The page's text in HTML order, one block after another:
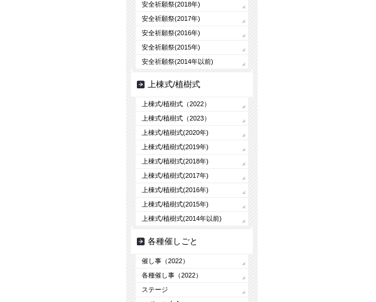
安全祈願祭(2018年)
安全祈願祭(2017年)
安全祈願祭(2016年)
安全祈願祭(2015年)
安全祈願祭(2014年以前)
上棟式/植樹式
上棟式/植樹式（2022）
上棟式/植樹式（2023）
上棟式/植樹式(2020年)
上棟式/植樹式(2019年)
上棟式/植樹式(2018年)
上棟式/植樹式(2017年)
上棟式/植樹式(2016年)
上棟式/植樹式(2015年)
上棟式/植樹式(2014年以前)
各種催しごと
催し事（2022）
各種催し事（2022）
ステージ